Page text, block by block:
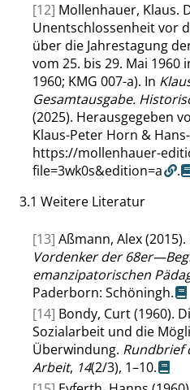
[12] Mollenhauer, Klaus.
Unentschlossenheit vor
über die Jahrestagung
vom 25. bis 29. Mai 1960
1960; KMG 007-a). In
Gesamtausgabe.
(2025). Herausgegeben
Klaus-Peter Horn &
https://mollenhauer-
file=3wk0s&edition=a
.
3.1 Weitere Literatur
[13] Aßmann, Alex (2015).
Vordenker der
emanzipatorischen
Paderborn: Schöningh.
[14] Bondy, Curt (1960).
Sozialarbeit und die
Überwindung. Rundbrief
Arbeit, 14(2/3), 1–10.